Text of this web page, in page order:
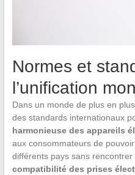
Normes et
l’unification
Dans un monde de plus en
des standards internationaux
harmonieuse des appareils
aux consommateurs de
différents pays sans
compatibilité des prises